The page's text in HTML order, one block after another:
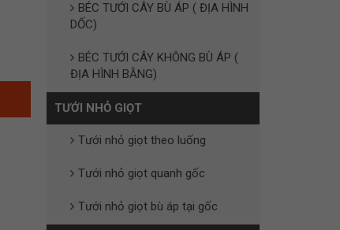
BÉC TƯỚI CÂY BÙ ÁP ( ĐỊA HÌNH
DỐC)
BÉC TƯỚI CÂY KHÔNG BÙ ÁP (
ĐỊA HÌNH BẰNG)
TƯỚI NHỎ GIỌT
Tưới nhỏ giọt theo luống
Tưới nhỏ giọt quanh gốc
Tưới nhỏ giọt bù áp tại gốc